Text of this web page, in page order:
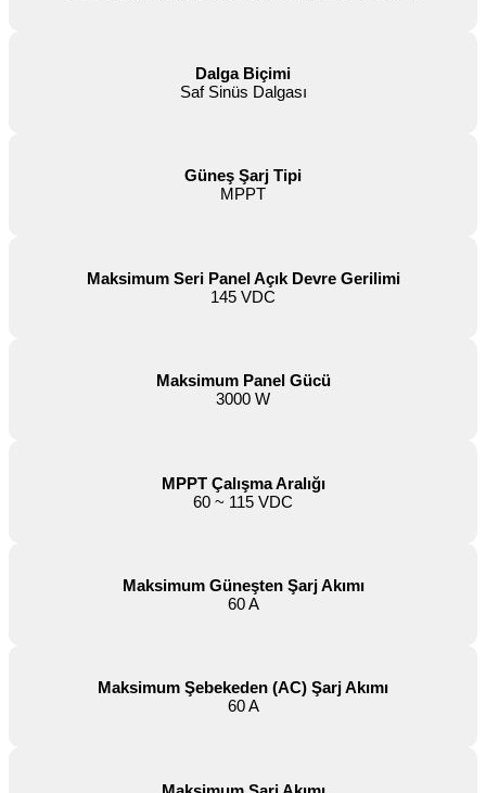
Dalga Biçimi
Saf Sinüs Dalgası
Güneş Şarj Tipi
MPPT
Maksimum Seri Panel Açık Devre Gerilimi
145 VDC
Maksimum Panel Gücü
3000 W
MPPT Çalışma Aralığı
60 ~ 115 VDC
Maksimum Güneşten Şarj Akımı
60 A
Maksimum Şebekeden (AC) Şarj Akımı
60 A